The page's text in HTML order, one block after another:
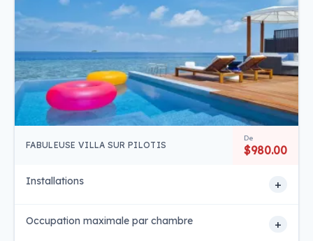
FABULEUSE VILLA SUR PILOTIS
De
$980.00
Installations +
Occupation maximale par chambre +